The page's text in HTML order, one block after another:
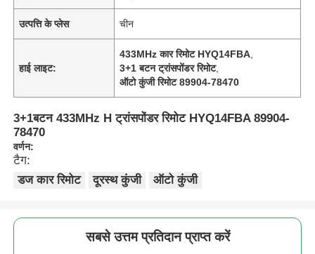
उत्पत्ति के प्लेस चीन
हाई लाइट:
433MHz कार रिमोट HYQ14FBA
3+1 बटन ट्रांसपोंडर रिमोट,
ऑटो कुंजी रिमोट 89904-78470
3+1बटन 433MHz H ट्रांसपोंडर रिमोट HYQ14FBA 89904-
78470
वर्णन:
टैग:
डज कार रिमोट
दूरस्थ कुंजी ऑटो कुंजी
सबसे उत्तम प्रतिदान प्राप्त करें